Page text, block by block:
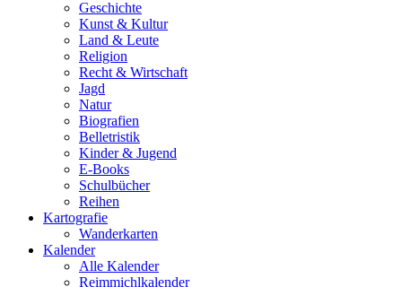
Geschichte
Kunst & Kultur
Land & Leute
Religion
Recht & Wirtschaft
Jagd
Natur
Biografien
Belletristik
Kinder & Jugend
E-Books
Schulbücher
Reihen
Kartografie
Wanderkarten
Kalender
Alle Kalender
Reimmichlkalender